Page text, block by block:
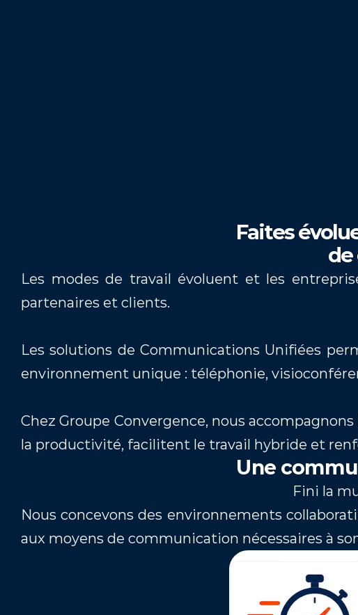
Les modes de travail évoluent et les
partenaires et clients.
Les solutions de Communications Unifiées
environnement unique : téléphonie,
Chez Groupe Convergence, nous
la productivité, facilitent le travail hybride et
Faites
Une
Fini la
Nous concevons des environnements
aux moyens de communication nécessaires à